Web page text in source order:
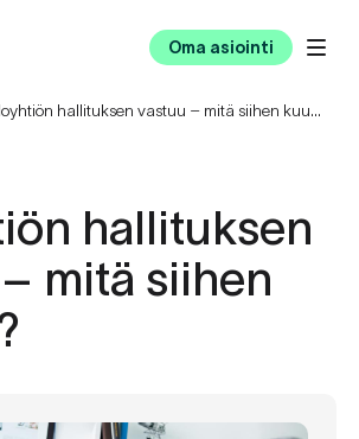
Oma asiointi
Taloyhtiön hallituksen vastuu – mitä siihen kuuluu?
hallituksen
mitä siihen